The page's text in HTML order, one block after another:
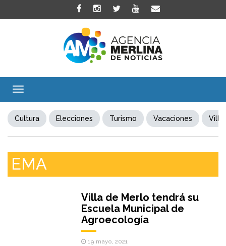
Toggle
Cultura Elecciones Turismo Vacaciones Villa
EMA
Villa de Merlo tendrá su
Escuela Municipal de
Agroecología
19 mayo, 2021